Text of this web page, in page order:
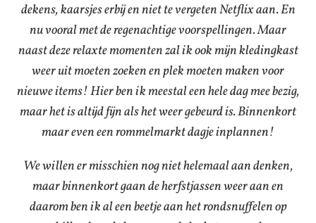
dekens, kaarsjes erbij en niet te vergeten Netflix aan. En
nu vooral met de regenachtige voorspellingen. Maar
naast deze relaxte momenten zal ik ook mijn kledingkast
weer uit moeten zoeken en plek moeten maken voor
nieuwe items! Hier ben ik meestal een hele dag mee bezig,
maar het is altijd fijn als het weer gebeurd is. Binnenkort
maar even een rommelmarkt dagje inplannen!
We willen er misschien nog niet helemaal aan denken,
maar binnenkort gaan de herfstjassen weer aan en
daarom ben ik al een beetje aan het rondsnuffelen op